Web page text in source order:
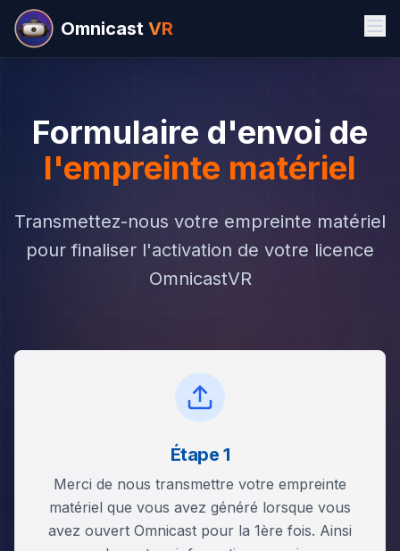
Omnicast VR
Formulaire d'envoi de
l'empreinte matériel
Transmettez-nous votre empreinte matériel
pour finaliser l'activation de votre licence
OmnicastVR
Étape 1
Merci de nous transmettre votre empreinte
matériel que vous avez généré lorsque vous
avez ouvert Omnicast pour la 1ère fois. Ainsi